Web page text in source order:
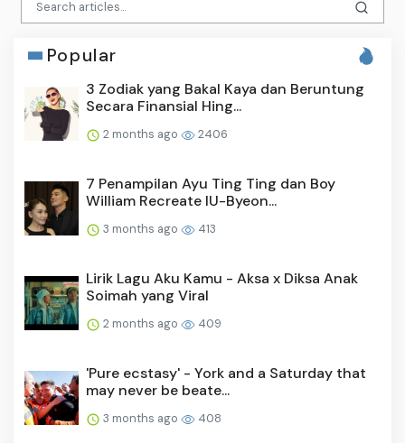
Popular
3 Zodiak yang Bakal Kaya dan Beruntung
Secara Finansial Hing...
2 months ago 2406
7 Penampilan Ayu Ting Ting dan Boy
William Recreate IU-Byeon...
3 months ago 413
Lirik Lagu Aku Kamu - Aksa x Diksa Anak
Soimah yang Viral
2 months ago 409
'Pure ecstasy' - York and a Saturday that
may never be beate...
3 months ago 408